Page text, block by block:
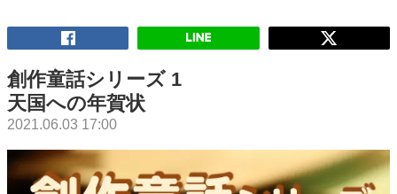
創作童話シリーズ 1
天国への年賀状
2021.06.03 17:00